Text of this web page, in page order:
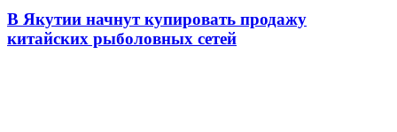
В Якутии начнут купировать продажу
китайских рыболовных сетей